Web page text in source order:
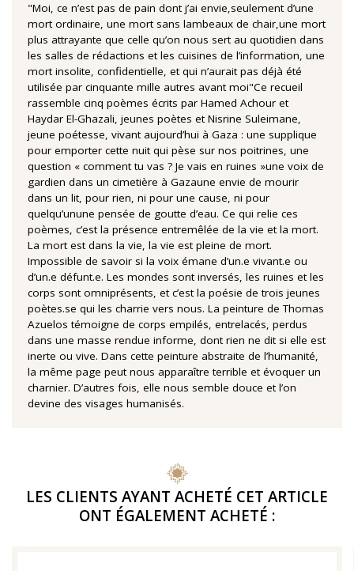
"Moi, ce n’est pas de pain dont j’ai envie,seulement d’une
mort ordinaire, une mort sans lambeaux de chair,une mort
plus attrayante que celle qu’on nous sert au quotidien dans
les salles de rédactions et les cuisines de l’information, une
mort insolite, confidentielle, et qui n’aurait pas déjà été
utilisée par cinquante mille autres avant moi"Ce recueil
rassemble cinq poèmes écrits par Hamed Achour et
Haydar El-Ghazali, jeunes poètes et Nisrine Suleimane,
jeune poétesse, vivant aujourd’hui à Gaza : une supplique
pour emporter cette nuit qui pèse sur nos poitrines, une
question « comment tu vas ? Je vais en ruines »une voix de
gardien dans un cimetière à Gazaune envie de mourir
dans un lit, pour rien, ni pour une cause, ni pour
quelqu’unune pensée de goutte d’eau. Ce qui relie ces
poèmes, c’est la présence entremêlée de la vie et la mort.
La mort est dans la vie, la vie est pleine de mort.
Impossible de savoir si la voix émane d’un.e vivant.e ou
d’un.e défunt.e. Les mondes sont inversés, les ruines et les
corps sont omniprésents, et c’est la poésie de trois jeunes
poètes.se qui les charrie vers nous. La peinture de Thomas
Azuelos témoigne de corps empilés, entrelacés, perdus
dans une masse rendue informe, dont rien ne dit si elle est
inerte ou vive. Dans cette peinture abstraite de l’humanité,
la même page peut nous apparaître terrible et évoquer un
charnier. D’autres fois, elle nous semble douce et l’on
devine des visages humanisés.
LES CLIENTS AYANT ACHETÉ CET ARTICLE
ONT ÉGALEMENT ACHETÉ :